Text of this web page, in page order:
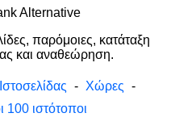
Alternative
παρόμοιες, κατάταξη
και αναθεώρηση.
- Χώρες -
100 ιστότοποι